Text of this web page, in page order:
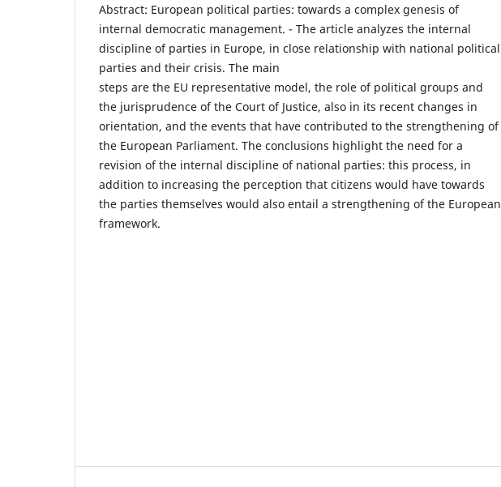
Abstract: European political parties: towards a complex genesis of
internal democratic management. - The article analyzes the internal
discipline of parties in Europe, in close relationship with national political
parties and their crisis. The main
steps are the EU representative model, the role of political groups and
the jurisprudence of the Court of Justice, also in its recent changes in
orientation, and the events that have contributed to the strengthening of
the European Parliament. The conclusions highlight the need for a
revision of the internal discipline of national parties: this process, in
addition to increasing the perception that citizens would have towards
the parties themselves would also entail a strengthening of the European
framework.